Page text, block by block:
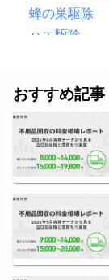
蜂の巣駆除
ハエ駆除
シロアリ駆除
毛虫・チャ
コウモリ駆除
クモ駆除
ハクビシン
ムカデ・ヤ
水のトラブル
水道のつま
おすすめ記事